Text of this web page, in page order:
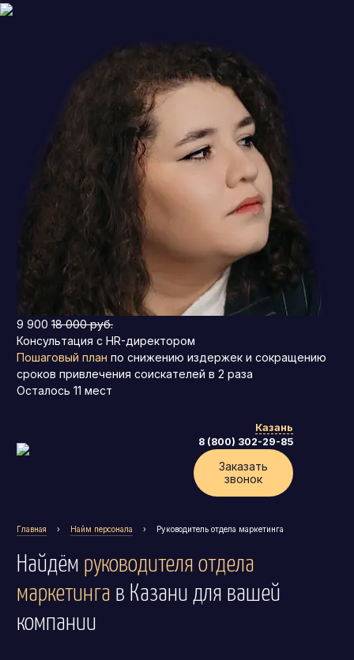
9 900 18 000 руб.
Консультация с HR-директором
Пошаговый план по снижению издержек и сокращению
сроков привлечения соискателей в 2 раза
Осталось 11 мест
Казань
8 (800) 302-29-85
Заказать
звонок
Главная › Найм персонала › Руководитель отдела маркетинга
Найдём руководителя отдела
маркетинга в Казани для вашей
компании